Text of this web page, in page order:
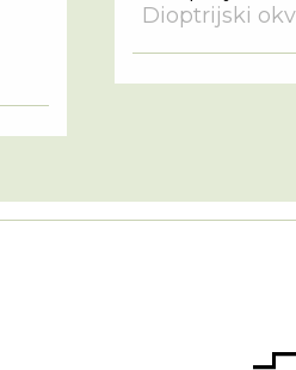
Dioptrijski